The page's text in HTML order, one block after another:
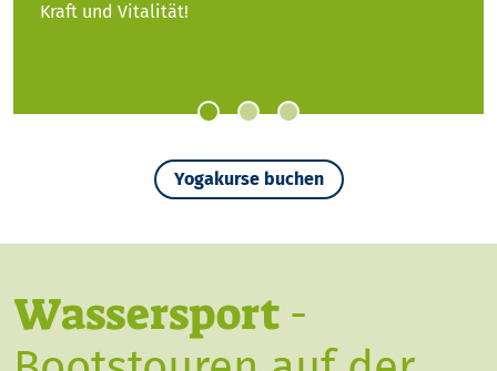
Kraft und Vitalität!
Yogakurse buchen
Wassersport -